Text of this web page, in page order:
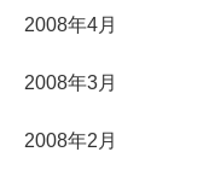
2008年4月
2008年3月
2008年2月